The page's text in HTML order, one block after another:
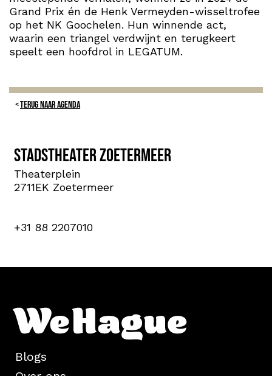
Grand Prix én de Henk Vermeyden-wisseltrofee
op het NK Goochelen. Hun winnende act,
waarin een triangel verdwijnt en terugkeert
speelt een hoofdrol in LEGATUM.
TERUG NAAR AGENDA
Stadstheater Zoetermeer
Theaterplein
2711EK Zoetermeer
+31 88 2207010
Blogs